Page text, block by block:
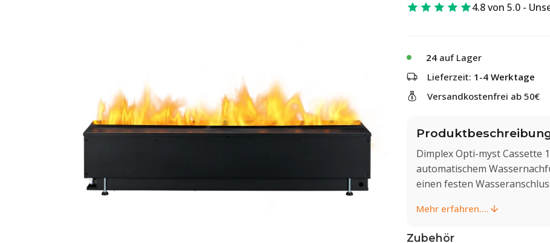
4.8 von 5.0 -
24 auf Lager
Lieferzeit: 1-4 Werktage
Versandkostenfrei ab 50€
Dimplex Opti-myst Cassette
automatischem
einen festen
Mehr erfahren....
Zubehör